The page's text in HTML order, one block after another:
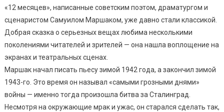
«12 месяцев», написанные советским поэтом, драматургом и
сценаристом Самуилом Маршаком, уже давно стали классикой.
Добрая сказка о серьезных вещах любима несколькими
поколениями читателей и зрителей — она нашла воплощение на
экранах и театральных сценах.
Маршак начал писать пьесу зимой 1942 года, а закончил зимой
1943-го. Это время он называл «самыми грозными днями»
войны — именно тогда произошла битва за Сталинград.
Несмотря на окружающие мрак и ужас, он старался сделать так,